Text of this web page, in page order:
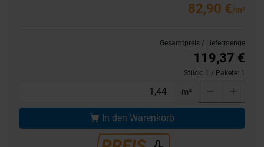
82,90 €/m²
Gesamtpreis / Liefermenge
119,37 €
Stück: 1 / Pakete: 1
m²
In den Warenkorb